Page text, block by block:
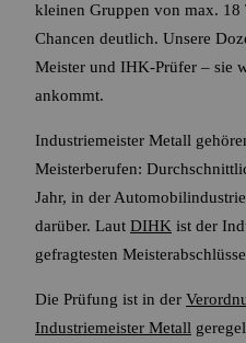
kleinen Gruppen von max. 18
Chancen deutlich. Unsere
Meister und IHK-Prüfer – sie
ankommt.
Industriemeister Metall
Meisterberufen:
Jahr, in der
darüber. Laut DIHK ist der
gefragtesten
Die Prüfung ist in der
Industriemeister Metall